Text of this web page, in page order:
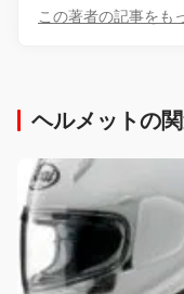
この著者の記事をも
ヘルメットの